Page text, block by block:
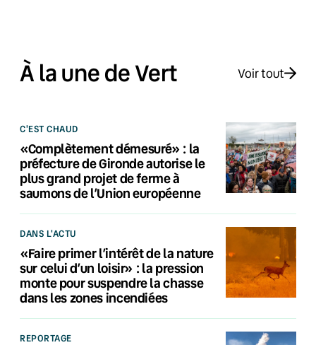
À la une de Vert Voir tout
C'EST CHAUD
«Complètement démesuré» : la
préfecture de Gironde autorise le
plus grand projet de ferme à
saumons de l’Union européenne
DANS L'ACTU
«Faire primer l’intérêt de la nature
sur celui d’un loisir» : la pression
monte pour suspendre la chasse
dans les zones incendiées
REPORTAGE